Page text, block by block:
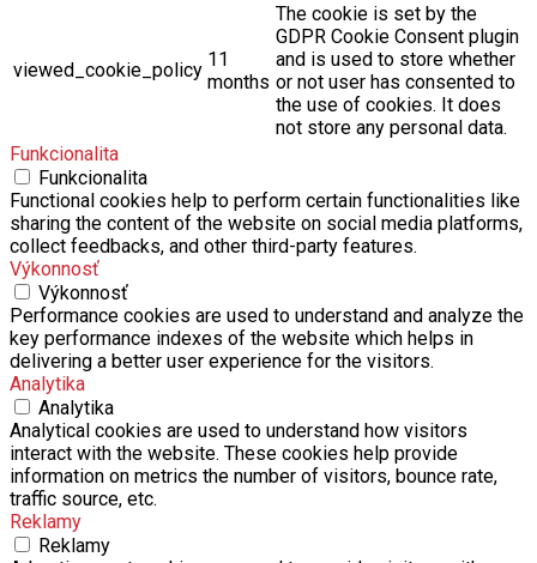
viewed_cookie_policy 11
months
The cookie is set by the
GDPR Cookie Consent plugin
and is used to store whether
or not user has consented to
the use of cookies. It does
not store any personal data.
Funkcionalita
Funkcionalita
Functional cookies help to perform certain functionalities like
sharing the content of the website on social media platforms,
collect feedbacks, and other third-party features.
Výkonnosť
Výkonnosť
Performance cookies are used to understand and analyze the
key performance indexes of the website which helps in
delivering a better user experience for the visitors.
Analytika
Analytika
Analytical cookies are used to understand how visitors
interact with the website. These cookies help provide
information on metrics the number of visitors, bounce rate,
traffic source, etc.
Reklamy
Reklamy